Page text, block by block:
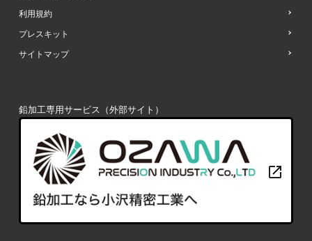
利用規約
プレスキット
サイトマップ
鉛加工専用サービス（外部サイト）